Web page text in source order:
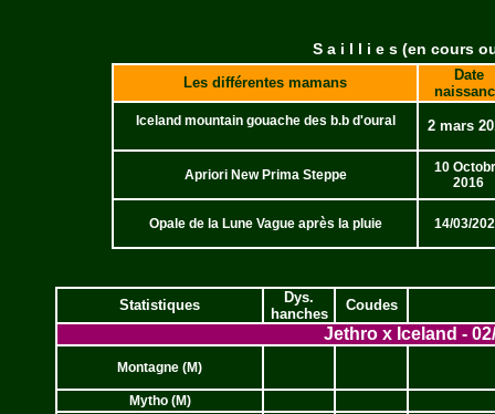
S a i l l i e s (en cours
Les différentes mamans
Date
Iceland mountain gouache des b.b d'oural 2 mars
Apriori New Prima Steppe
10
2016
Opale de la Lune Vague après la pluie 14/03/
Statistiques
Dys.
hanches
Coudes
Jethro x Iceland -
Montagne (M)
Mytho (M)